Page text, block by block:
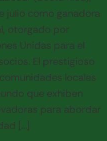
julio como ganadora
otorgado por
Unidas para el
El prestigioso
locales
que exhiben
para abordar
[…]